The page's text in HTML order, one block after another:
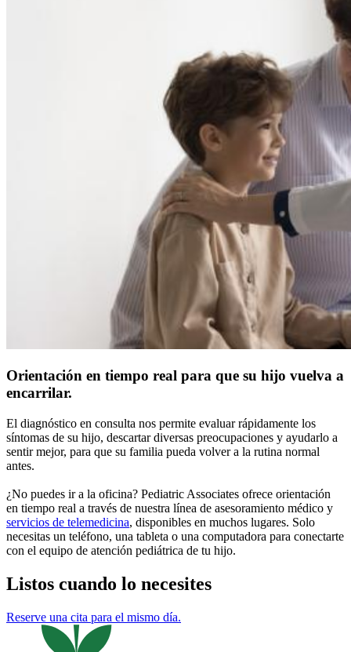
Orientación en tiempo real para que su hijo vuelva a
encarrilar.
El diagnóstico en consulta nos permite evaluar rápidamente los
síntomas de su hijo, descartar diversas preocupaciones y ayudarlo a
sentir mejor, para que su familia pueda volver a la rutina normal
antes.
¿No puedes ir a la oficina? Pediatric Associates ofrece orientación
en tiempo real a través de nuestra línea de asesoramiento médico y
servicios de telemedicina, disponibles en muchos lugares. Solo
necesitas un teléfono, una tableta o una computadora para conectarte
con el equipo de atención pediátrica de tu hijo.
Listos cuando lo necesites
Reserve una cita para el mismo día.